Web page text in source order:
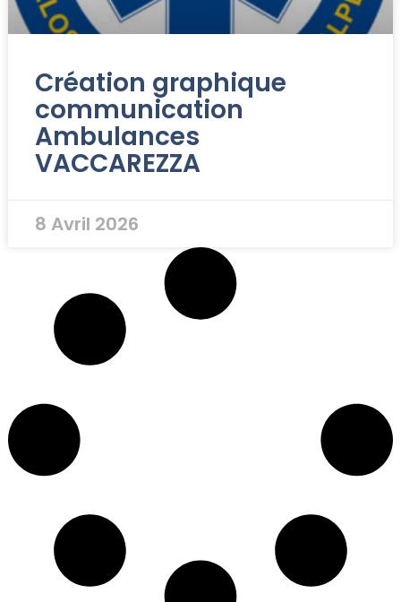
Création graphique
communication
Ambulances
VACCAREZZA
8 Avril 2026